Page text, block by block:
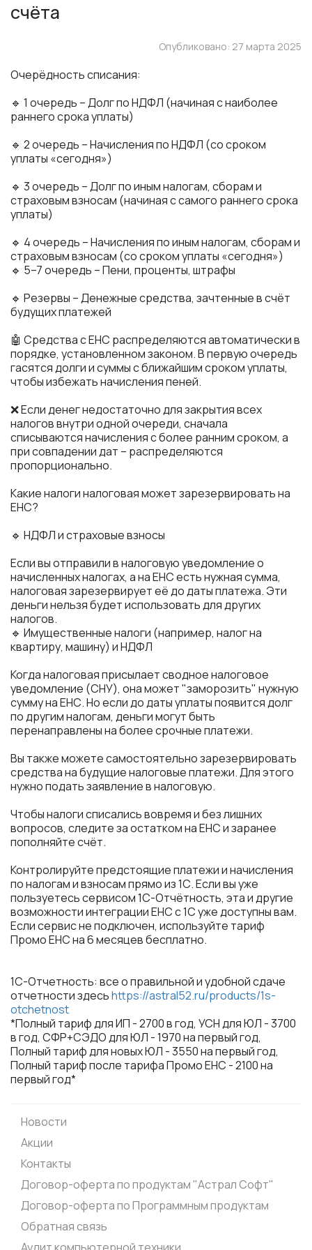
счёта
Опубликовано: 27 марта 2025
Очерёдность списания:
🔹 1 очередь – Долг по НДФЛ (начиная с наиболее
раннего срока уплаты)
🔹 2 очередь – Начисления по НДФЛ (со сроком
уплаты «сегодня»)
🔹 3 очередь – Долг по иным налогам, сборам и
страховым взносам (начиная с самого раннего срока
уплаты)
🔹 4 очередь – Начисления по иным налогам, сборам и
страховым взносам (со сроком уплаты «сегодня»)
🔹 5–7 очередь – Пени, проценты, штрафы
🔹 Резервы – Денежные средства, зачтенные в счёт
будущих платежей
🤖 Средства с ЕНС распределяются автоматически в
порядке, установленном законом. В первую очередь
гасятся долги и суммы с ближайшим сроком уплаты,
чтобы избежать начисления пеней.
❌ Если денег недостаточно для закрытия всех
налогов внутри одной очереди, сначала
списываются начисления с более ранним сроком, а
при совпадении дат – распределяются
пропорционально.
Какие налоги налоговая может зарезервировать на
ЕНС?
🔹 НДФЛ и страховые взносы
Если вы отправили в налоговую уведомление о
начисленных налогах, а на ЕНС есть нужная сумма,
налоговая зарезервирует её до даты платежа. Эти
деньги нельзя будет использовать для других
налогов.
🔹 Имущественные налоги (например, налог на
квартиру, машину) и НДФЛ
Когда налоговая присылает сводное налоговое
уведомление (СНУ), она может "заморозить" нужную
сумму на ЕНС. Но если до даты уплаты появится долг
по другим налогам, деньги могут быть
перенаправлены на более срочные платежи.
Вы также можете самостоятельно зарезервировать
средства на будущие налоговые платежи. Для этого
нужно подать заявление в налоговую.
Чтобы налоги списались вовремя и без лишних
вопросов, следите за остатком на ЕНС и заранее
пополняйте счёт.
Контролируйте предстоящие платежи и начисления
по налогам и взносам прямо из 1С. Если вы уже
пользуетесь сервисом 1С-Отчётность, эта и другие
возможности интеграции ЕНС с 1С уже доступны вам.
Если сервис не подключен, используйте тариф
Промо ЕНС на 6 месяцев бесплатно.
1С-Отчетность: все о правильной и удобной сдаче
отчетности здесьhttps://astral52.ru/products/1s-
otchetnost
*Полный тариф для ИП - 2700 в год, УСН для ЮЛ - 3700
в год, СФР+СЭДО для ЮЛ - 1970 на первый год,
Полный тариф для новых ЮЛ - 3550 на первый год,
Полный тариф после тарифа Промо ЕНС - 2100 на
первый год*
Новости
Акции
Контакты
Договор-оферта по продуктам "Астрал Софт"
Договор-оферта по Программным продуктам
Обратная связь